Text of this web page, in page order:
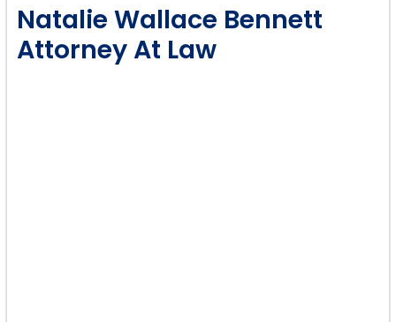
Natalie Wallace Bennett
Attorney At Law